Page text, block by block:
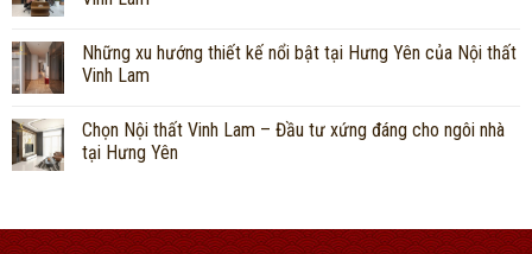
Những xu hướng thiết kế nổi bật tại Hưng Yên của Nội thất
Vinh Lam
Chọn Nội thất Vinh Lam – Đầu tư xứng đáng cho ngôi nhà
tại Hưng Yên